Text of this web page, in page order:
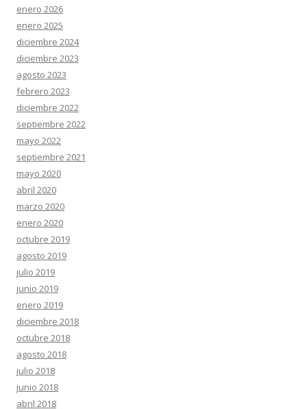
enero 2026
enero 2025
diciembre 2024
diciembre 2023
agosto 2023
febrero 2023
diciembre 2022
septiembre 2022
mayo 2022
septiembre 2021
mayo 2020
abril 2020
marzo 2020
enero 2020
octubre 2019
agosto 2019
julio 2019
junio 2019
enero 2019
diciembre 2018
octubre 2018
agosto 2018
julio 2018
junio 2018
abril 2018